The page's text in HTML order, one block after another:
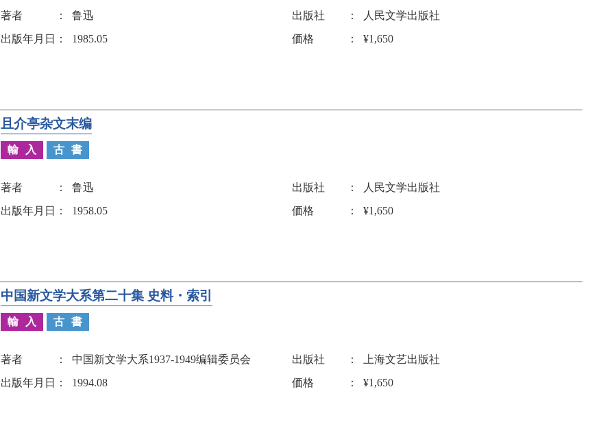
著者 鲁迅 出版社
人民文学出版社
出版年月日
1985.05 価格 ¥1,650
且介亭杂文末编
輸入 古書
著者 鲁迅 出版社
人民文学出版社
出版年月日
1958.05 価格 ¥1,650
中国新文学大系第二十集 史料・索引
輸入 古書
著者 中国新文学大系1937-1949编辑委员会 出版社
上海文艺出版社
出版年月日
1994.08 価格 ¥1,650